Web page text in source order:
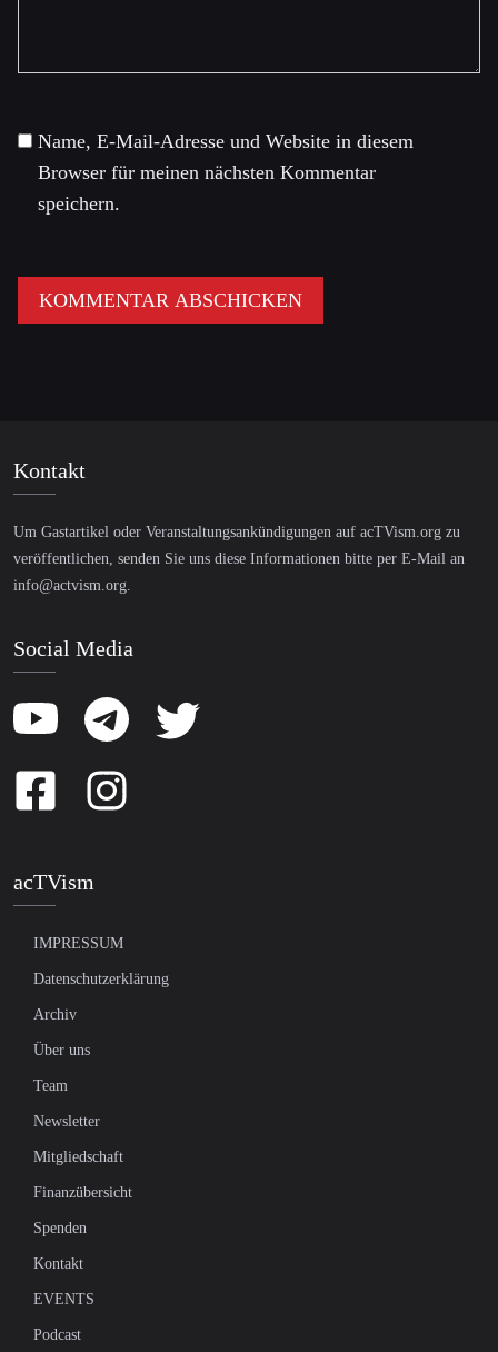
Name, E-Mail-Adresse und Website in diesem
Browser für meinen nächsten Kommentar
speichern.
Kontakt
Um Gastartikel oder Veranstaltungsankündigungen auf acTVism.org zu
veröffentlichen, senden Sie uns diese Informationen bitte per E-Mail an
info@actvism.org.
Social Media
acTVism
IMPRESSUM
Datenschutzerklärung
Archiv
Über uns
Team
Newsletter
Mitgliedschaft
Finanzübersicht
Spenden
Kontakt
EVENTS
Podcast